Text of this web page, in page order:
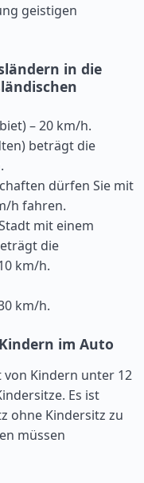
geistigen
in die
– 20 km/h.
beträgt die
dürfen Sie mit
h fahren.
mit einem
die
km/h.
km/h.
im Auto
von Kindern unter 12
Es ist
ohne Kindersitz zu
müssen